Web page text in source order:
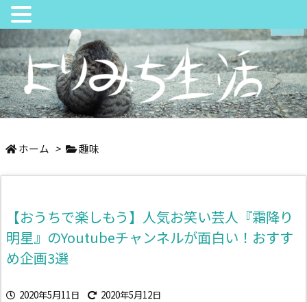
日々の中でちょっとよりみち
メニュ
サイド
検索
ホーム > 趣味
【おうちで楽しもう】人気お笑い芸人『霜降り
明星』のYoutubeチャンネルが面白い！おすす
め企画3選
2020年5月11日 2020年5月12日